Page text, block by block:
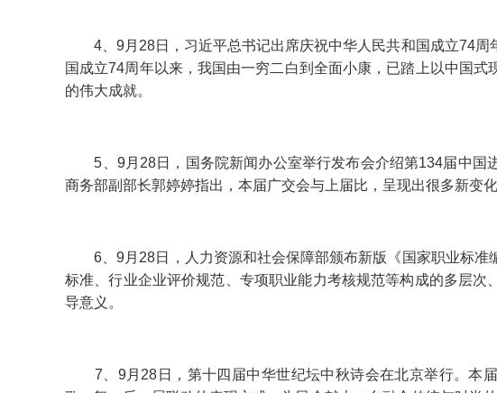
4、9月28日，习近平总书记出席庆祝中华人民共和国成立74周
国成立74周年以来，我国由一穷二白到全面小康，已踏上以中国
的伟大成就。
5、9月28日，国务院新闻办公室举行发布会介绍第134届中国
商务部副部长郭婷婷指出，本届广交会与上届比，呈现出很多新变化
6、9月28日，人力资源和社会保障部颁布新版《国家职业标准
标准、行业企业评价规范、专项职业能力考核规范等构成的多层次
导意义。
7、9月28日，第十四届中华世纪坛中秋诗会在北京举行。本届